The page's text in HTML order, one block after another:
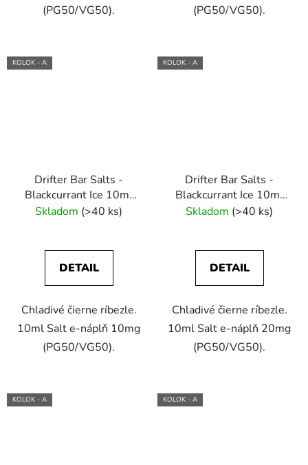
(PG50/VG50).
(PG50/VG50).
KOLOK - A
Drifter Bar Salts -
Blackcurrant Ice 10ml
(10mg) e-liquid
Skladom (>40 ks)
DETAIL
Chladivé čierne ríbezle.
10ml Salt e-náplň 10mg
(PG50/VG50).
KOLOK - A
Drifter Bar Salts -
Blackcurrant Ice 10ml
(20mg) e-liquid
Skladom (>40 ks)
DETAIL
Chladivé čierne ríbezle.
10ml Salt e-náplň 20mg
(PG50/VG50).
KOLOK - A KOLOK - A